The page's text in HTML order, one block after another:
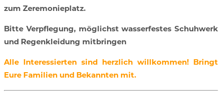
zum Zeremonieplatz.
Bitte Verpflegung, möglichst wasserfestes Schuhwerk
und Regenkleidung mitbringen
Alle Interessierten sind herzlich willkommen! Bringt
Eure Familien und Bekannten mit.